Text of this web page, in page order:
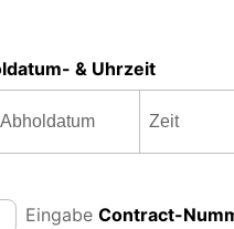
& Uhrzeit
Eingabe Contract-